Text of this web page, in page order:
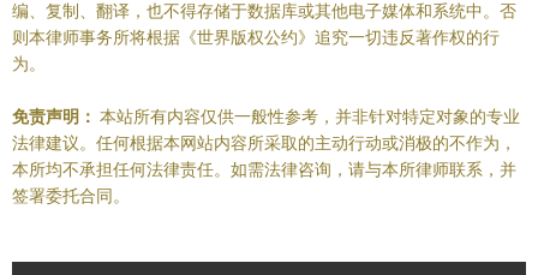
编、复制、翻译，也不得存储于数据库或其他电子媒体和系统中。否
则本律师事务所将根据《世界版权公约》追究一切违反著作权的行
为。
免责声明： 本站所有内容仅供一般性参考，并非针对特定对象的专业
法律建议。任何根据本网站内容所采取的主动行动或消极的不作为，
本所均不承担任何法律责任。如需法律咨询，请与本所律师联系，并
签署委托合同。